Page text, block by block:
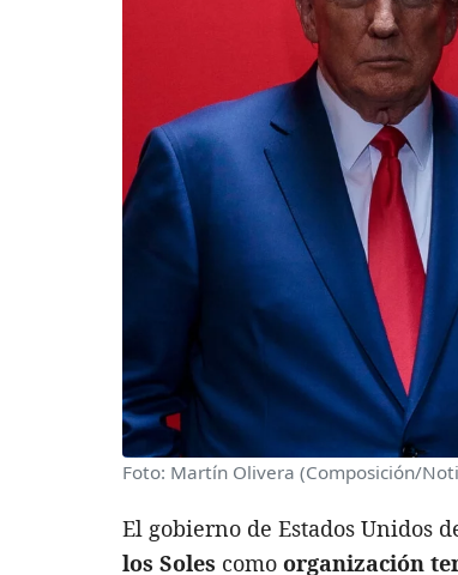
Foto: Martín Olivera (Composición/
El gobierno de Estados Unidos
los Soles como organización